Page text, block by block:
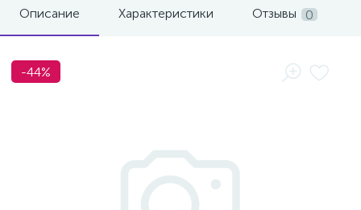
Описание Характеристики Отзывы 0
-44%